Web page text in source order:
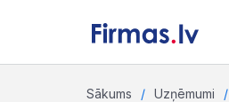
Sākums Uzņēmumi